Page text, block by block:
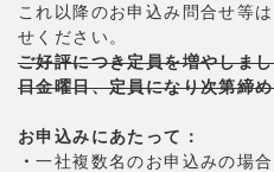
これ以降のお申込み問合せ等
せください。
ご好評につき定員を増やしま
日金曜日、定員になり次第締
お申込みにあたって：
・一社複数名のお申込みの場